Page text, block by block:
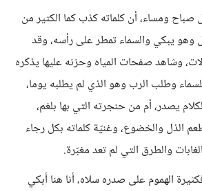
ومساء، أن كلماته كذب كما الكثير من
وهو يبكي والسماء تمطر على رأسه، وقد
وشاهد صفحات المياه وحزنه عليها يذكره
وطلب الرب وهو الذي لم يطلبه يوما،
يصدر، أم من حنجرته التي بها بلغم،
الذل والخضوع، وغنيّة كلماته بكل رجاء
والطرق التي لم تعد مغبّرة.
الهموم على صدره سلاه، أنا هنا أبكي